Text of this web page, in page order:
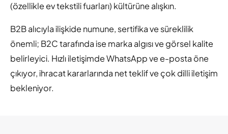
(özellikle ev tekstili fuarları) kültürüne alışkın.
B2B alıcıyla ilişkide numune, sertifika ve süreklilik
önemli; B2C tarafında ise marka algısı ve görsel kalite
belirleyici. Hızlı iletişimde WhatsApp ve e-posta öne
çıkıyor, ihracat kararlarında net teklif ve çok dilli iletişim
bekleniyor.